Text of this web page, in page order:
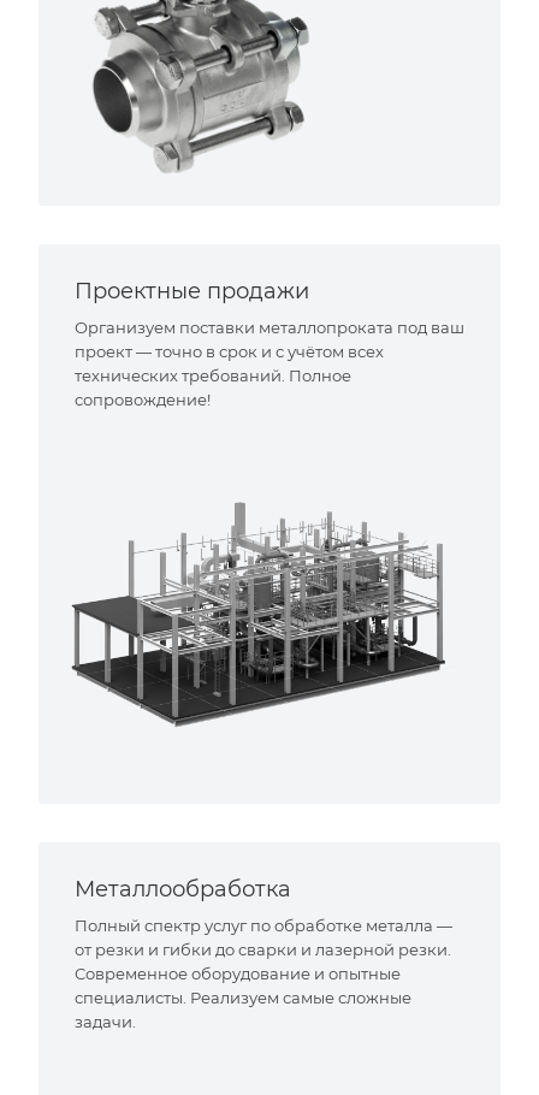
Проектные продажи
Организуем поставки металлопроката под ваш
проект — точно в срок и с учётом всех
технических требований. Полное
сопровождение!
Металлообработка
Полный спектр услуг по обработке металла —
от резки и гибки до сварки и лазерной резки.
Современное оборудование и опытные
специалисты. Реализуем самые сложные
задачи.